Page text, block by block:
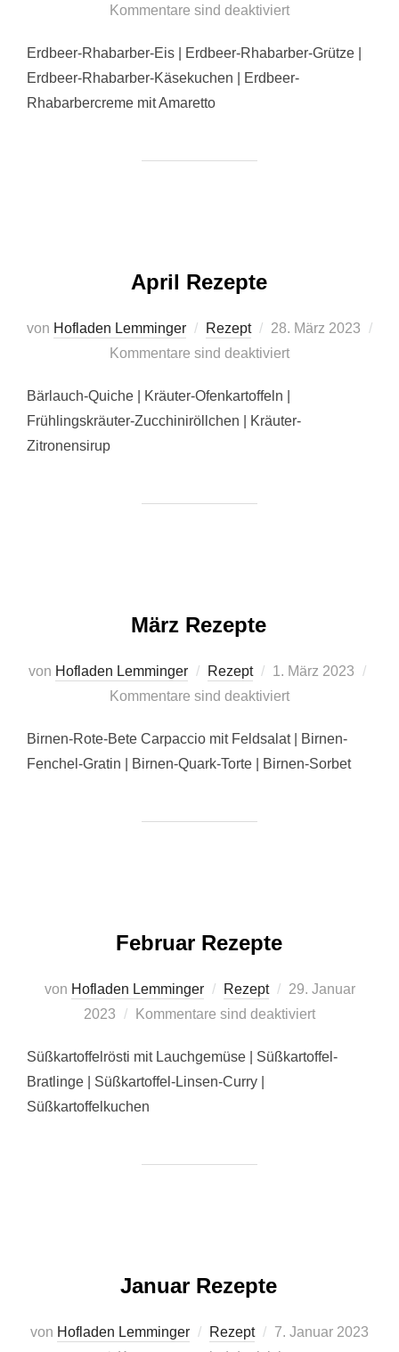
am
Kommentare sind deaktiviert
Erdbeer-Rhabarber-Eis | Erdbeer-Rhabarber-Grütze |
Erdbeer-Rhabarber-Käsekuchen | Erdbeer-
Rhabarbercreme mit Amaretto
April Rezepte
von Hofladen Lemminger Rezept
Veröffentlicht
am
28. März 2023
Kommentare sind deaktiviert
Bärlauch-Quiche | Kräuter-Ofenkartoffeln |
Frühlingskräuter-Zucchiniröllchen | Kräuter-
Zitronensirup
März Rezepte
von Hofladen Lemminger Rezept
Veröffentlicht
am
1. März 2023
Kommentare sind deaktiviert
Birnen-Rote-Bete Carpaccio mit Feldsalat | Birnen-
Fenchel-Gratin | Birnen-Quark-Torte | Birnen-Sorbet
Februar Rezepte
von Hofladen Lemminger Rezept
Veröffentlicht
am
29. Januar
2023
Kommentare sind deaktiviert
Süßkartoffelrösti mit Lauchgemüse | Süßkartoffel-
Bratlinge | Süßkartoffel-Linsen-Curry |
Süßkartoffelkuchen
Januar Rezepte
von Hofladen Lemminger Rezept
Veröffentlicht
7. Januar 2023